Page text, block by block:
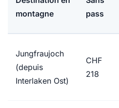
montagne
pass
Jungfraujoch
(depuis
Interlaken Ost)
CHF
218